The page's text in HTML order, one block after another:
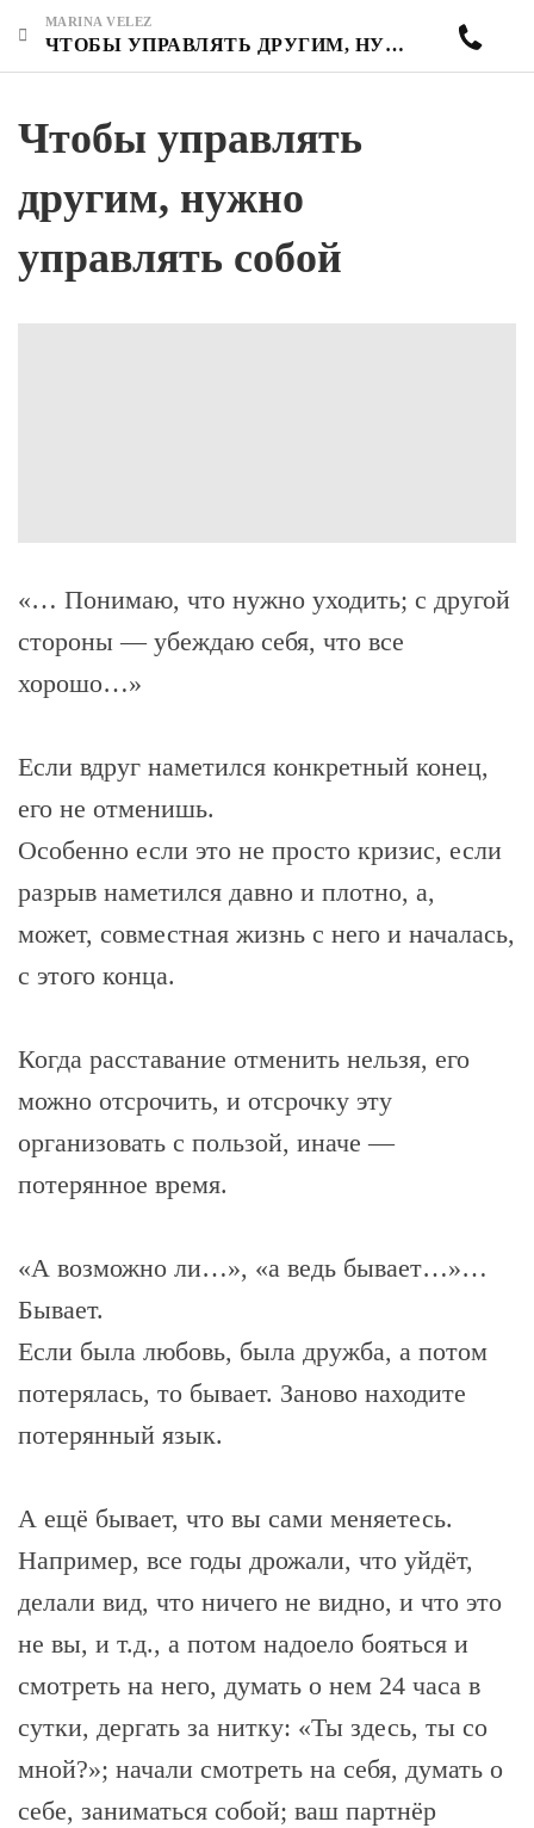
MARINA VELEZ
ЧТОБЫ УПРАВЛЯТЬ ДРУГИМ, НУЖНО УПРАВЛЯТЬ СОБОЙ
Чтобы управлять
другим, нужно
управлять собой
«… Понимаю, что нужно уходить; с другой
стороны — убеждаю себя, что все
хорошо…»
Если вдруг наметился конкретный конец,
его не отменишь.
Особенно если это не просто кризис, если
разрыв наметился давно и плотно, а,
может, совместная жизнь с него и началась,
с этого конца.
Когда расставание отменить нельзя, его
можно отсрочить, и отсрочку эту
организовать с пользой, иначе —
потерянное время.
«А возможно ли…», «а ведь бывает…»…
Бывает.
Если была любовь, была дружба, а потом
потерялась, то бывает. Заново находите
потерянный язык.
А ещё бывает, что вы сами меняетесь.
Например, все годы дрожали, что уйдёт,
делали вид, что ничего не видно, и что это
не вы, и т.д., а потом надоело бояться и
смотреть на него, думать о нем 24 часа в
сутки, дергать за нитку: «Ты здесь, ты со
мной?»; начали смотреть на себя, думать о
себе, заниматься собой; ваш партнёр